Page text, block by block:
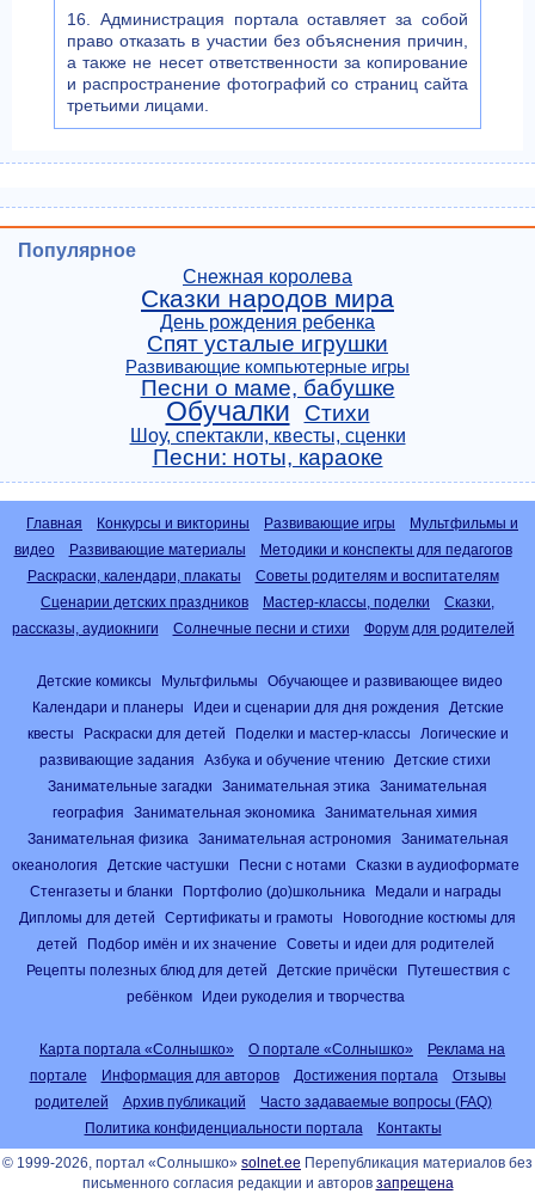
16. Администрация портала оставляет за собой
право отказать в участии без объяснения причин,
а также не несет ответственности за копирование
и распространение фотографий со страниц сайта
третьими лицами.
Популярное
Снежная королева
Сказки народов мира
День рождения ребенка
Спят усталые игрушки
Развивающие компьютерные игры
Песни о маме, бабушке
Обучалки Стихи
Шоу, спектакли, квесты, сценки
Песни: ноты, караоке
Главная Конкурсы и викторины Развивающие игры
Мультфильмы и
видео
Развивающие материалы
Методики и конспекты для педагогов
Раскраски, календари, плакаты
Советы родителям и воспитателям
Сценарии детских праздников
Мастер-классы, поделки
Сказки,
рассказы, аудиокниги
Солнечные песни и стихи Форум для родителей
Детские комиксы Мультфильмы
Обучающее и развивающее видео
Календари и планеры
Идеи и сценарии для дня рождения
Детские
квесты
Раскраски для детей Поделки и мастер-классы
Логические и
развивающие задания
Азбука и обучение чтению
Детские стихи
Занимательные загадки
Занимательная этика
Занимательная
география
Занимательная экономика
Занимательная химия
Занимательная физика
Занимательная астрономия
Занимательная
океанология
Детские частушки Песни с нотами
Сказки в аудиоформате
Стенгазеты и бланки
Портфолио (до)школьника
Медали и награды
Дипломы для детей
Сертификаты и грамоты
Новогодние костюмы для
детей
Подбор имён и их значение
Советы и идеи для родителей
Рецепты полезных блюд для детей
Детские причёски
Путешествия с
ребёнком
Идеи рукоделия и творчества
Карта портала «Солнышко» О портале «Солнышко»
Реклама на
портале
Информация для авторов Достижения портала
Отзывы
родителей
Архив публикаций
Часто задаваемые вопросы (FAQ)
Политика конфиденциальности портала
Контакты
© 1999-2026, портал «Солнышко» solnet.ee Перепубликация материалов без
письменного согласия редакции и авторов запрещена